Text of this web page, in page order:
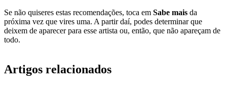
Se não quiseres estas recomendações, toca em Sabe mais da
próxima vez que vires uma. A partir daí, podes determinar que
deixem de aparecer para esse artista ou, então, que não apareçam de
todo.
Artigos relacionados